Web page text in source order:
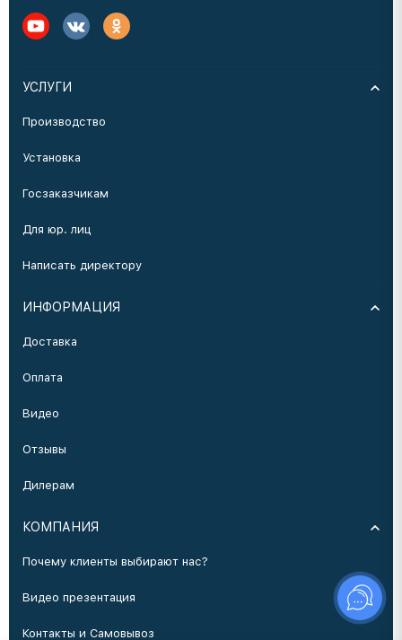
УСЛУГИ
Производство
Установка
Госзаказчикам
Для юр. лиц
Написать директору
ИНФОРМАЦИЯ
Доставка
Оплата
Видео
Отзывы
Дилерам
КОМПАНИЯ
Почему клиенты выбирают нас?
Видео презентация
Контакты и Самовывоз